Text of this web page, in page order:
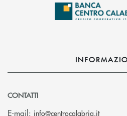
CONTATTI
E-mail: info@centrocalabria.it(si apre